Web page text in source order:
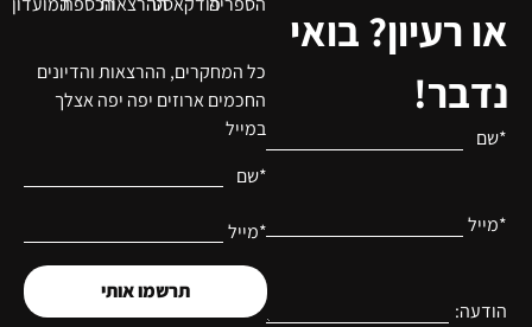
או רעיון? בואי
נדבר!
*שם
*מייל
הודעה:
כל המחקרים, ההרצאות והדיונים
החכמים ארוזים יפה יפה אצלך
במייל
*שם
*מייל
תרשמו אותי